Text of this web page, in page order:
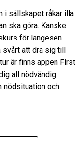
i sällskapet råkar illa
ska göra. Kanske
för längesen
svårt att dra sig till
är finns appen First
all nödvändig
nödsituation och